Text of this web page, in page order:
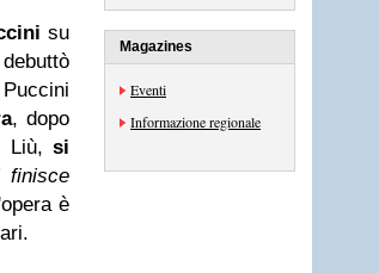
su
, dopo
Liù, si
finisce
è
Magazines
Eventi
Informazione regionale